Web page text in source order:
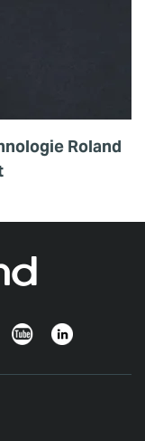
Roland
YouTubeLinkedin